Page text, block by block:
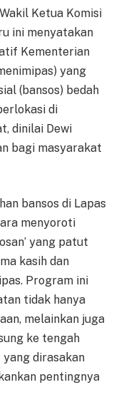
Wakil Ketua Komisi
ini menyatakan
Kementerian
yang
(bansos) bedah
di
dinilai Dewi
bagi masyarakat
bansos di Lapas
menyoroti
yang patut
kasih dan
Program ini
tidak hanya
melainkan juga
ke tengah
dirasakan
pentingnya